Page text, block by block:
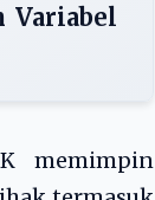
Variabel
memimpin